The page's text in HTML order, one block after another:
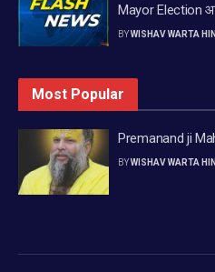
Mayor Election
BYWISHAV WARTA
Most Popular
Premanand ji
BYWISHAV WARTA